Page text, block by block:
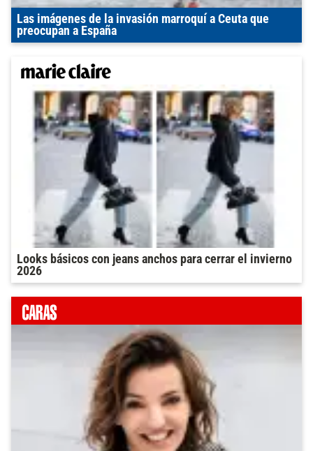
Las imágenes de la invasión marroquí a Ceuta que
preocupan a España
Looks básicos con jeans anchos para cerrar el invierno
2026